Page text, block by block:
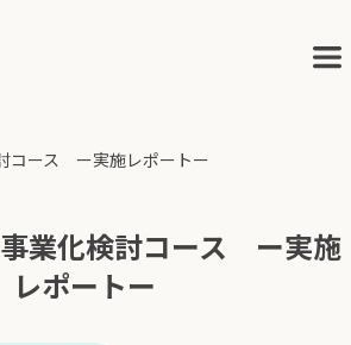
コース ー実施レポートー
業化検討コース ー実施
レポートー